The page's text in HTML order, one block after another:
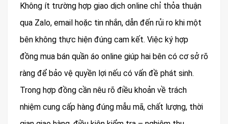
Không ít trường hợp giao dịch online chỉ thỏa thuận
qua Zalo, email hoặc tin nhắn, dẫn đến rủi ro khi một
bên không thực hiện đúng cam kết. Việc ký hợp
đồng mua bán quần áo online giúp hai bên có cơ sở rõ
ràng để bảo vệ quyền lợi nếu có vấn đề phát sinh.
Trong hợp đồng cần nêu rõ điều khoản về trách
nhiệm cung cấp hàng đúng mẫu mã, chất lượng, thời